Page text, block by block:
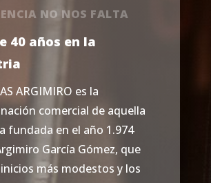
NO NOS FALTA
40 años en la
ARGIMIRO es la
comercial de aquella
fundada en el año 1.974
García Gómez, que
más modestos y los